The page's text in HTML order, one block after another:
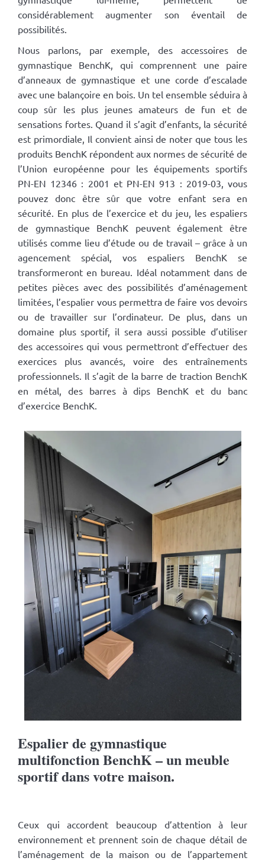
considérablement augmenter son éventail de
possibilités.
Nous parlons, par exemple, des accessoires de
gymnastique BenchK, qui comprennent une paire
d’anneaux de gymnastique et une corde d’escalade
avec une balançoire en bois. Un tel ensemble séduira à
coup sûr les plus jeunes amateurs de fun et de
sensations fortes. Quand il s’agit d’enfants, la sécurité
est primordiale, Il convient ainsi de noter que tous les
produits BenchK répondent aux normes de sécurité de
l’Union européenne pour les équipements sportifs
PN-EN 12346 : 2001 et PN-EN 913 : 2019-03, vous
pouvez donc être sûr que votre enfant sera en
sécurité. En plus de l’exercice et du jeu, les espaliers
de gymnastique BenchK peuvent également être
utilisés comme lieu d’étude ou de travail – grâce à un
agencement spécial, vos espaliers BenchK se
transformeront en bureau. Idéal notamment dans de
petites pièces avec des possibilités d’aménagement
limitées, l’espalier vous permettra de faire vos devoirs
ou de travailler sur l’ordinateur. De plus, dans un
domaine plus sportif, il sera aussi possible d’utiliser
des accessoires qui vous permettront d’effectuer des
exercices plus avancés, voire des entraînements
professionnels. Il s’agit de la barre de traction BenchK
en métal, des barres à dips BenchK et du banc
d’exercice BenchK.
Espalier de gymnastique
multifonction BenchK – un meuble
sportif dans votre maison.
Ceux qui accordent beaucoup d’attention à leur
environnement et prennent soin de chaque détail de
l’aménagement de la maison ou de l’appartement